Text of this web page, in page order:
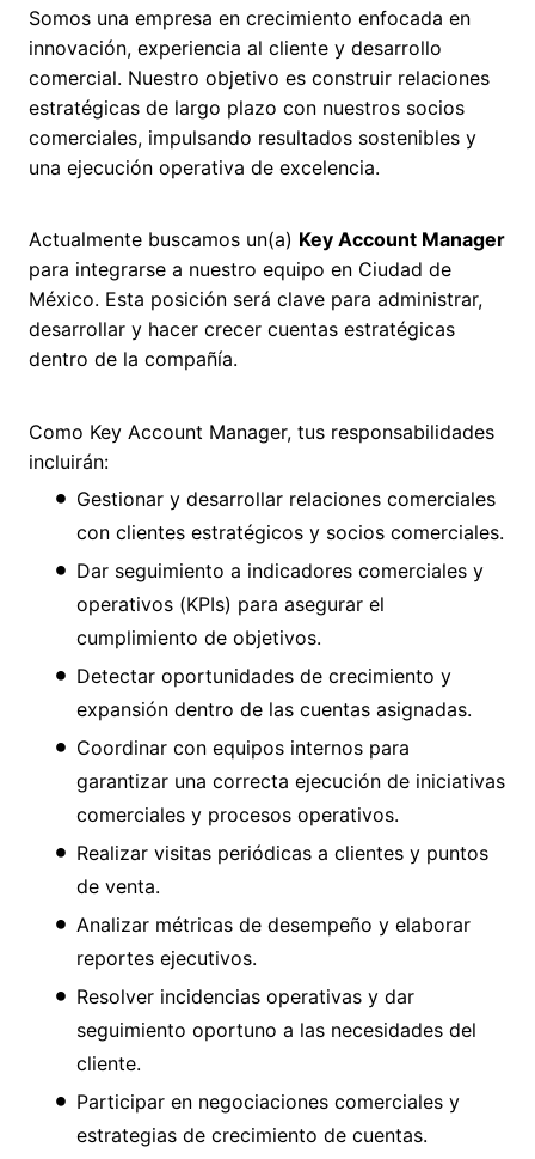
Somos una empresa en crecimiento enfocada en
innovación, experiencia al cliente y desarrollo
comercial. Nuestro objetivo es construir relaciones
estratégicas de largo plazo con nuestros socios
comerciales, impulsando resultados sostenibles y
una ejecución operativa de excelencia.
Actualmente buscamos un(a) Key Account Manager
para integrarse a nuestro equipo en Ciudad de
México. Esta posición será clave para administrar,
desarrollar y hacer crecer cuentas estratégicas
dentro de la compañía.
Como Key Account Manager, tus responsabilidades
incluirán:
Gestionar y desarrollar relaciones comerciales
con clientes estratégicos y socios comerciales.
Dar seguimiento a indicadores comerciales y
operativos (KPIs) para asegurar el
cumplimiento de objetivos.
Detectar oportunidades de crecimiento y
expansión dentro de las cuentas asignadas.
Coordinar con equipos internos para
garantizar una correcta ejecución de iniciativas
comerciales y procesos operativos.
Realizar visitas periódicas a clientes y puntos
de venta.
Analizar métricas de desempeño y elaborar
reportes ejecutivos.
Resolver incidencias operativas y dar
seguimiento oportuno a las necesidades del
cliente.
Participar en negociaciones comerciales y
estrategias de crecimiento de cuentas.